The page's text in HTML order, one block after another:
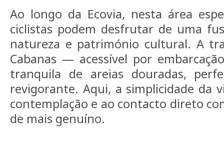
Ao longo da Ecovia, nesta área
ciclistas podem desfrutar de uma
natureza e património cultural. A
Cabanas — acessível por
tranquila de areias douradas,
revigorante. Aqui, a simplicidade da
contemplação e ao contacto direto
de mais genuíno.